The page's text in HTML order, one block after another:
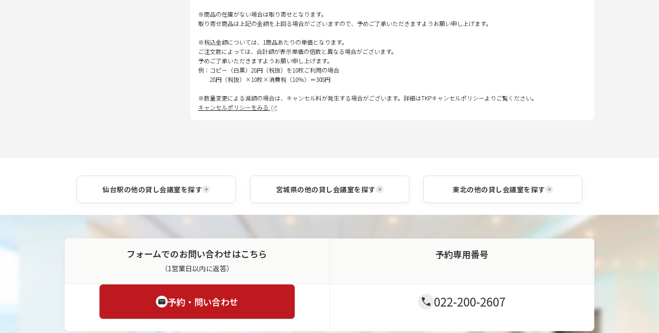
※商品の在庫がない場合は取り寄せとなります。
取り寄せ商品は上記の金額を上回る場合がございますので、予めご了承いただきますようお願い申し上げます。
※税込金額については、1商品あたりの単価となります。
ご注文数によっては、合計額が表示単価の倍数と異なる場合がございます。
予めご了承いただきますようお願い申し上げます。
例：コピー（白黒）28円（税抜）を10枚ご利用の場合
28円（税抜）×10枚×消費税（10％）＝308円
※数量変更による減額の場合は、キャンセル料が発生する場合がございます。詳細はTKPキャンセルポリシーよりご覧ください。
キャンセルポリシーをみる
仙台駅の他の貸し会議室を探す 宮城県の他の貸し会議室を探す 東北の他の貸し会議室を探す
フォームでのお問い合わせはこちら
（1営業日以内に返答）
予約・問い合わせ
予約専用番号
022-200-2607